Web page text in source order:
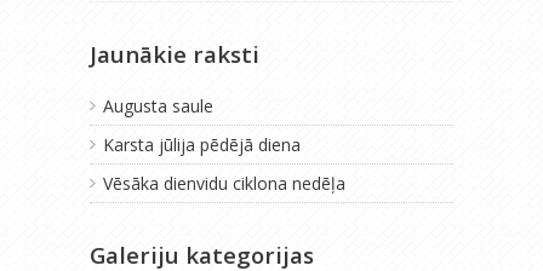
Jaunākie raksti
Augusta saule
Karsta jūlija pēdējā diena
Vēsāka dienvidu ciklona nedēļa
Galeriju kategorijas